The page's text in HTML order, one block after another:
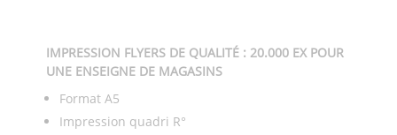
IMPRESSION FLYERS DE QUALITÉ : 20.000 EX POUR
UNE ENSEIGNE DE MAGASINS
Format A5
Impression quadri R°